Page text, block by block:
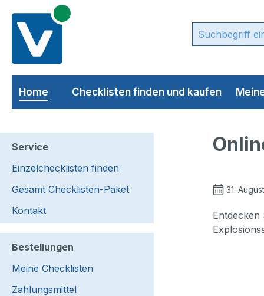
Hauptinhalt springen
Zur Suche springen
Zur Hauptnavigation springen
Home Checklisten finden und kaufen
Service
Einzelchecklisten finden
Gesamt Checklisten-Paket
Kontakt
Bestellungen
Meine Checklisten
Zahlungsmittel
31.
Entdecken